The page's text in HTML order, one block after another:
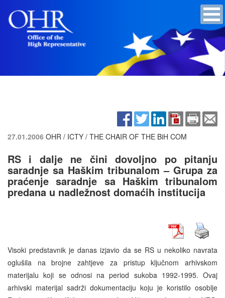
27.01.2006 OHR / ICTY / THE CHAIR OF THE BiH COM
RS i dalje ne čini dovoljno po pitanju
saradnje sa Haškim tribunalom – Grupa za
praćenje saradnje sa Haškim tribunalom
predana u nadležnost domaćih institucija
Visoki predstavnik je danas izjavio da se RS u nekoliko navrata
oglušila na brojne zahtjeve za pristup ključnom arhivskom
materijalu koji se odnosi na period sukoba 1992-1995. Ovaj
arhivski materijal sadrži dokumentaciju koju je koristilo osoblje